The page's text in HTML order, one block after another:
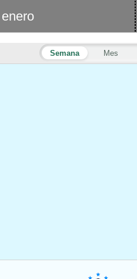
Semana Mes